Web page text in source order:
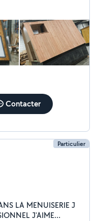
Contacter
Particulier
LA MENUISERIE J
J'AIME